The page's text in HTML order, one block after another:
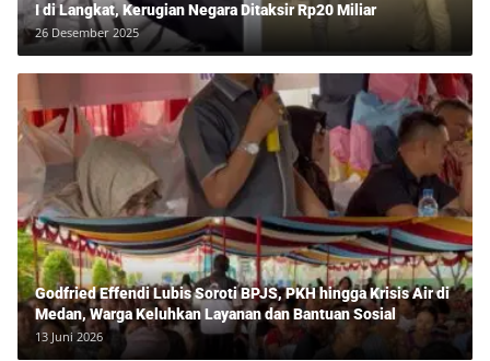
I di Langkat, Kerugian Negara Ditaksir Rp20 Miliar
26 Desember 2025
Godfried Effendi Lubis Soroti BPJS, PKH hingga Krisis Air di
Medan, Warga Keluhkan Layanan dan Bantuan Sosial
13 Juni 2026